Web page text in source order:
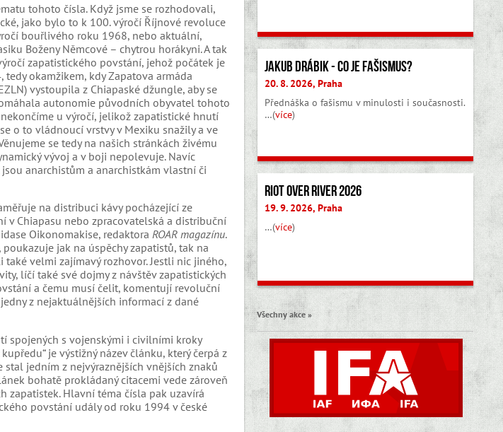
tohoto čísla. Když jsme se rozhodovali,
jako bylo to k 100. výročí Říjnové revoluce
bouřlivého roku 1968, nebo aktuální,
Boženy Němcové – chytrou horákyni. A tak
zapatistického povstání, jehož počátek je
okamžikem, kdy Zapatova armáda
vystoupila z Chiapaské džungle, aby se
autonomie původních obyvatel tohoto
u výročí, jelikož zapatistické hnutí
o to vládnoucí vrstvy v Mexiku snažily a ve
se tedy na našich stránkách živému
vývoj a v boji nepolevuje. Navíc
anarchistům a anarchistkám vlastní či
na distribuci kávy pocházející ze
v Chiapasu nebo zpracovatelská a distribuční
Oikonomakise, redaktora ROAR magazínu.
jak na úspěchy zapatistů, tak na
velmi zajímavý rozhovor. Jestli nic jiného,
líčí také své dojmy z návštěv zapatistických
a čemu musí čelit, komentují revoluční
z nejaktuálnějších informací z dané
spojených s vojenskými i civilními kroky
je výstižný název článku, který čerpá z
jedním z nejvýraznějších vnějších znaků
bohatě prokládaný citacemi vede zároveň
zapatistek. Hlavní téma čísla pak uzavírá
povstání udály od roku 1994 v české
Jakub Drábik - Co je fašismus?
20. 8. 2026, Praha
Přednáška o fašismu v minulosti i současnosti.
…(více)
Riot Over River 2026
19. 9. 2026, Praha
…(více)
Všechny akce »